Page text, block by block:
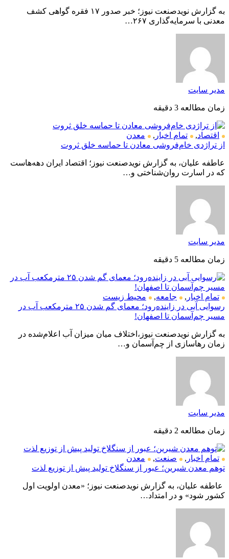
به گزارش نویدصنعت نیوز؛ خبر صدور ۱۷ فقره گواهی کشف
معدنی با سرمایه‌گذاری ۲۶۷…
مدیر سایت
زمان مطالعه 3 دقیقه
اقتصاد, تمام اخبار ,
معدن
از تراژدی خام‌فروشی معادن تا حماسه خلق ثروت
عاطفه علیان، به گزارش نویدصنعت نیوز؛ اقتصاد ایران دهه‌هاست
که در اسارت روان‌شناختی و…
مدیر سایت
زمان مطالعه 5 دقیقه
تمام اخبار , جامعه,
محیط زیست
رسوایی آبی در زاینده‌رود؛ معمای گم شدن ۲۵ مترمکعب آب در
مسیر چم‌آسمان تا اصفهان!
به گزارش نویدصنعت نیوز،اختلاف میان میزان آب اعلام‌شده در
زمان رهاسازی از چم‌آسمان و…
مدیر سایت
زمان مطالعه 2 دقیقه
تمام اخبار , صنعت,
معدن
توهم معدن شیرین؛ عبور از سنگلاخ تولید پیش از توزیع لذت
عاطفه علیان، به گزارش نویدصنعت نیوز؛ «معدن اولویت اول
کشور شود» و در امتداد…